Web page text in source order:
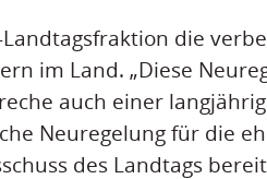
die
im Land. „Diese
auch einer
Neuregelung für die
des Landtags